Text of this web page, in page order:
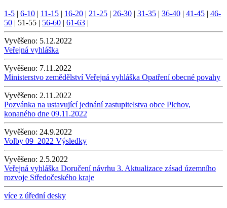
1-5 6-10 11-15 16-20 21-25 26-30 31-35 36-40 41-45
46-
50
51-55 56-60 61-63
Vyvěšeno: 5.12.2022
Veřejná vyhláška
Vyvěšeno: 7.11.2022
Ministerstvo zemědělství Veřejná vyhláška Opatření obecné povahy
Vyvěšeno: 2.11.2022
Pozvánka na ustavující jednání zastupitelstva obce Plchov,
konaného dne 09.11.2022
Vyvěšeno: 24.9.2022
Volby 09_2022 Výsledky
Vyvěšeno: 2.5.2022
Veřejná vyhláška Doručení návrhu 3. Aktualizace zásad územního
rozvoje Středočeského kraje
více z úřední desky